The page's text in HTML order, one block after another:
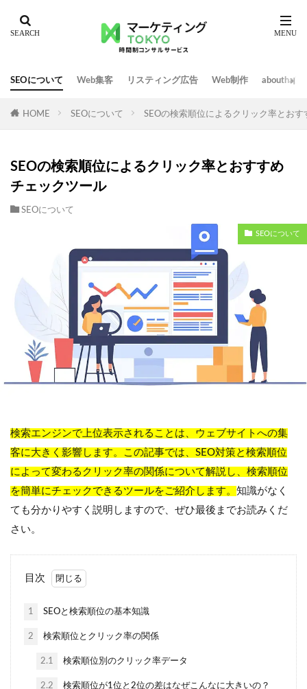
SEOについて Web集客 リスティング広告 Web制作 aboutha(
HOME SEOについて SEOの検索順位によるクリック率とお
SEOの検索順位によるクリック率とおすすめ
チェックツール
SEOについて
SEOについて
検索エンジンで上位表示されることは、ウェブサイトへの集
客に大きく影響します。この記事では、SEO対策と検索順位
によって変わるクリック率の関係について解説し、検索順位
を簡単にチェックできるツールをご紹介します。 知識がなく
ても分かりやすく説明しますので、ぜひ最後までお読みくだ
さい。
目次
1 SEOと検索順位の基本知識
2 検索順位とクリック率の関係
2.1 検索順位別のクリック率データ
2.2 検索順位が1位と2位の差はなぜこんなに大きいの？